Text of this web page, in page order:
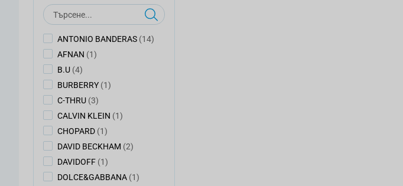
Търсене
ANTONIO BANDERAS (14)
AFNAN (1)
B.U (4)
BURBERRY (1)
C-THRU (3)
CALVIN KLEIN (1)
CHOPARD (1)
DAVID BECKHAM (2)
DAVIDOFF (1)
DOLCE&GABBANA (1)